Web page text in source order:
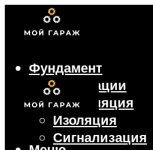
Фундамент
Коммуникации
Вентиляция
Изоляция
Сигнализация